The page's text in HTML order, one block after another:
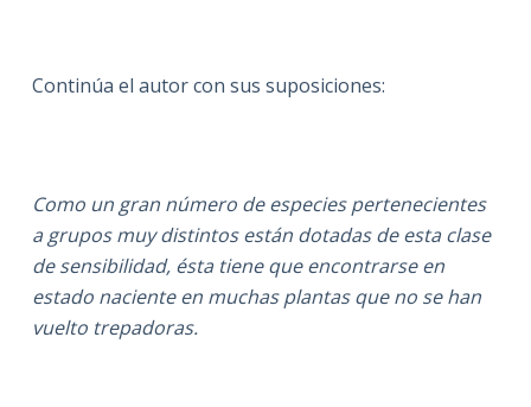
Continúa el autor con sus suposiciones:
Como un gran número de especies pertenecientes
a grupos muy distintos están dotadas de esta clase
de sensibilidad, ésta tiene que encontrarse en
estado naciente en muchas plantas que no se han
vuelto trepadoras.